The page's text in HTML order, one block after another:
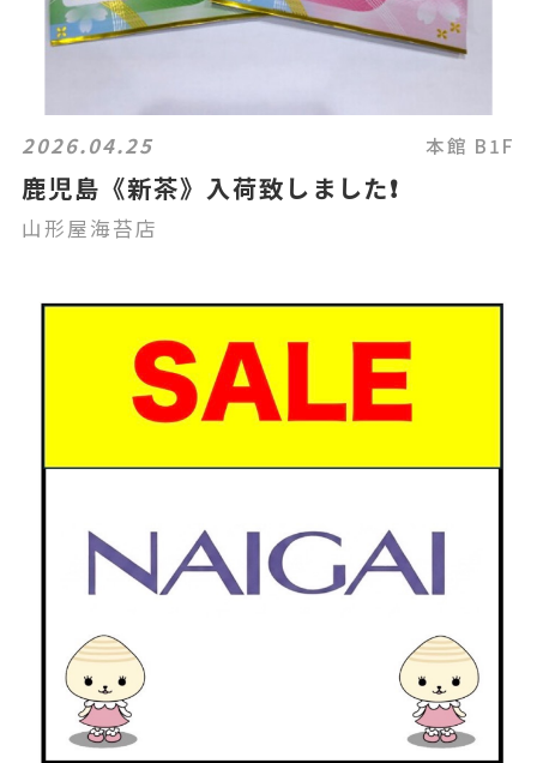
2026.04.25 本館 B1F
鹿児島《新茶》入荷致しました❗️
山形屋海苔店